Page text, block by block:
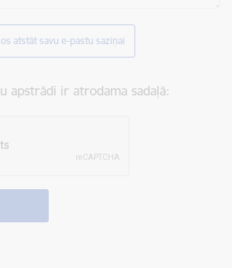
atstāt savu e-pastu saziņai
apstrādi ir atrodama sadaļā: